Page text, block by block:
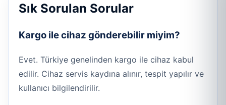
Sık Sorulan Sorular
Kargo ile cihaz gönderebilir miyim?
Evet. Türkiye genelinden kargo ile cihaz kabul
edilir. Cihaz servis kaydına alınır, tespit yapılır ve
kullanıcı bilgilendirilir.